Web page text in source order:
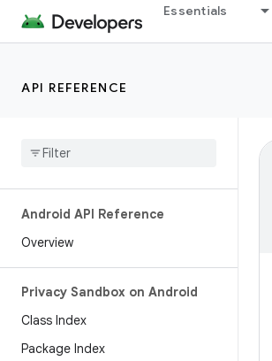
Essentials
API REFERENCE
Android API Reference
Overview
Privacy Sandbox on Android
Class Index
Package Index